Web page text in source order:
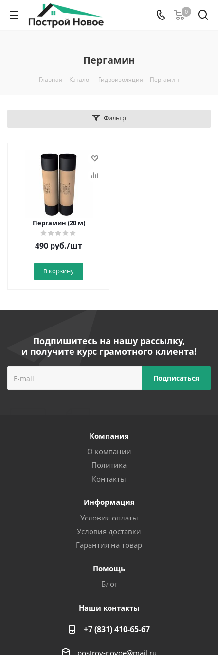
0
Пергамин
Главная - Каталог - Гидроизоляция - Пергамин
Фильтр
Пергамин (20 м)
490 руб./шт
В корзину
Подпишитесь на нашу рассылку,
и получите курс грамотного клиента!
Компания
О компании
Политика
Контакты
Информация
Условия оплаты
Условия доставки
Гарантия на товар
Помощь
Блог
Наши контакты
+7 (831) 410-65-67
postroy-novoe@mail.ru